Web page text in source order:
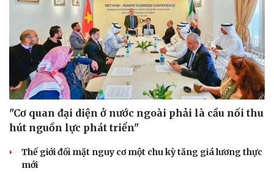
Sức khỏe
Dinh dưỡng - món ngon
Sản phụ khoa
Nhi khoa
Đời sống
Tình yêu - Gia đình
"Cơ quan đại diện ở nước ngoài phải là cầu nối thu
hút nguồn lực phát triển"
Thế giới đối mặt nguy cơ một chu kỳ tăng giá lương thực
mới